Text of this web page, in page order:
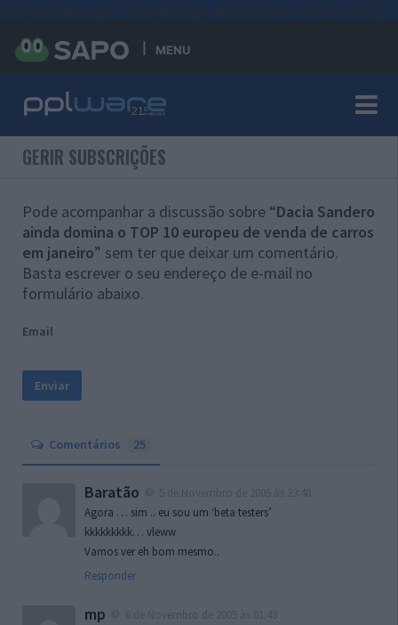
MENU
GERIR SUBSCRIÇÕES
Pode acompanhar a discussão sobre “Dacia Sandero
ainda domina o TOP 10 europeu de venda de carros
em janeiro” sem ter que deixar um comentário.
Basta escrever o seu endereço de e-mail no
formulário abaixo.
Email
Comentários 25
Baratão
Agora … sim .. eu sou um ‘beta testers’
kkkkkkkkk… vleww
Vamos ver eh bom mesmo..
Responder
mp